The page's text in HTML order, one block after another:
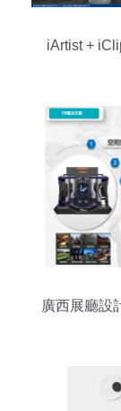
iArtist +
廣西展廳設